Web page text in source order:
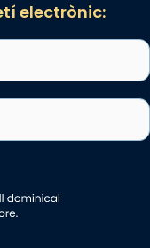
electrònic: